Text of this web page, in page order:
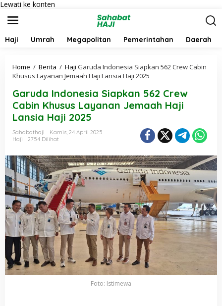
Lewati ke konten
Haji Umrah Megapolitan Pemerintahan Daerah
Home / Berita / Haji Garuda Indonesia Siapkan 562 Crew Cabin
Khusus Layanan Jemaah Haji Lansia Haji 2025
Garuda Indonesia Siapkan 562 Crew
Cabin Khusus Layanan Jemaah Haji
Lansia Haji 2025
Sahabathaji
Kamis, 24 April 2025
Haji
2754 Dilihat
Foto: Istimewa